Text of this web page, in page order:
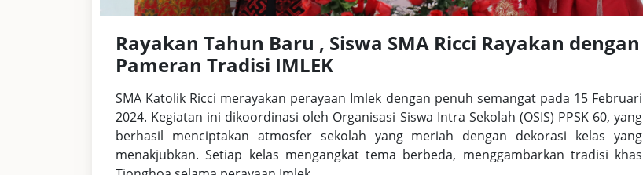
Rayakan Tahun Baru , Siswa SMA Ricci Rayakan dengan
Pameran Tradisi IMLEK
SMA Katolik Ricci merayakan perayaan Imlek dengan penuh semangat pada 15 Februari
2024. Kegiatan ini dikoordinasi oleh Organisasi Siswa Intra Sekolah (OSIS) PPSK 60, yang
berhasil menciptakan atmosfer sekolah yang meriah dengan dekorasi kelas yang
menakjubkan. Setiap kelas mengangkat tema berbeda, menggambarkan tradisi khas